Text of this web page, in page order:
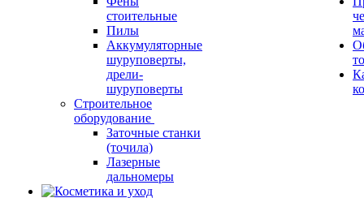
стоительные
Пилы
Аккумуляторные
шуруповерты,
дрели-
шуруповерты
Строительное
оборудование
Заточные станки
(точила)
Лазерные
дальномеры